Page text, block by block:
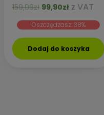
159,99zł Pierwotna
wynosiła:
159,99zł.
99,90złAktualna
wynosi:
99,90zł.
z VAT
Oszczędzasz: 38%
Dodaj do koszyka